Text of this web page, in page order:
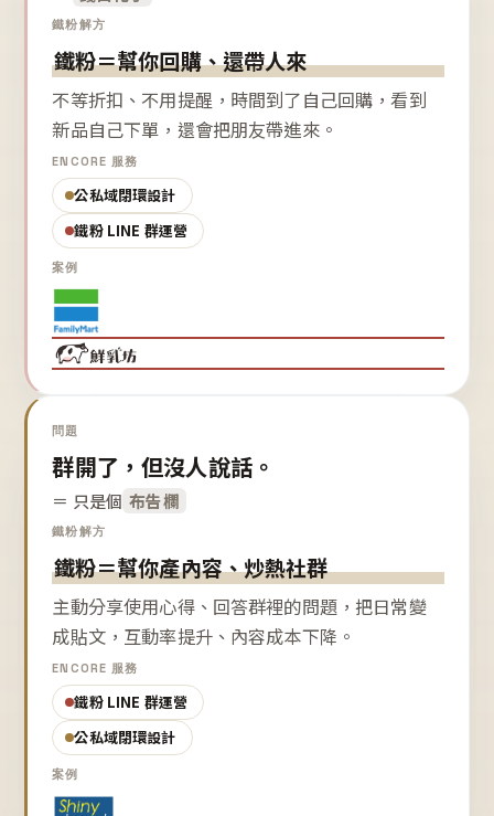
鐵粉解方
鐵粉＝幫你回購、還帶人來
不等折扣、不用提醒，時間到了自己回購，看到
新品自己下單，還會把朋友帶進來。
ENCORE 服務
公私域閉環設計
鐵粉 LINE 群運營
案例
問題
群開了，但沒人說話。
＝ 只是個 布告欄
鐵粉解方
鐵粉＝幫你產內容、炒熱社群
主動分享使用心得、回答群裡的問題，把日常變
成貼文，互動率提升、內容成本下降。
ENCORE 服務
鐵粉 LINE 群運營
公私域閉環設計
案例